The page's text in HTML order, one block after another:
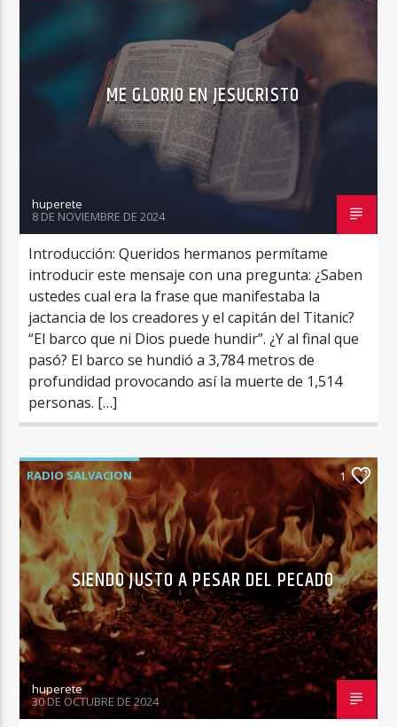
ME GLORIO EN JESUCRISTO
huperete
8 DE NOVIEMBRE DE 2024
Introducción: Queridos hermanos permítame
introducir este mensaje con una pregunta: ¿Saben
ustedes cual era la frase que manifestaba la
jactancia de los creadores y el capitán del Titanic?
“El barco que ni Dios puede hundir”. ¿Y al final que
pasó? El barco se hundió a 3,784 metros de
profundidad provocando así la muerte de 1,514
personas. […]
RADIO SALVACION 1
SIENDO JUSTO A PESAR DEL PECADO
huperete
30 DE OCTUBRE DE 2024